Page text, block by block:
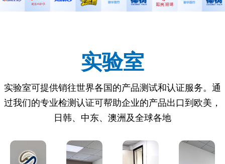
实验室
实验室可提供销往世界各国的产品测试和认证服务。通
过我们的专业检测认证可帮助企业的产品出口到欧美，
日韩、中东、澳洲及全球各地